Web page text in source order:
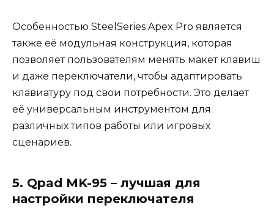
Особенностью SteelSeries Apex Pro является
также её модульная конструкция, которая
позволяет пользователям менять макет клавиш
и даже переключатели, чтобы адаптировать
клавиатуру под свои потребности. Это делает
её универсальным инструментом для
различных типов работы или игровых
сценариев.
5. Qpad MK-95 – лучшая для
настройки переключателя